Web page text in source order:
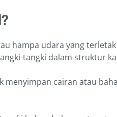
hampa udara yang
tangki dalam struktur
menyimpan cairan atau